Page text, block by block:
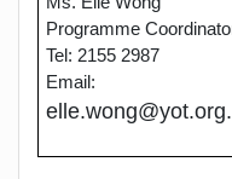
Programme
Tel: 2155 2987
Email: